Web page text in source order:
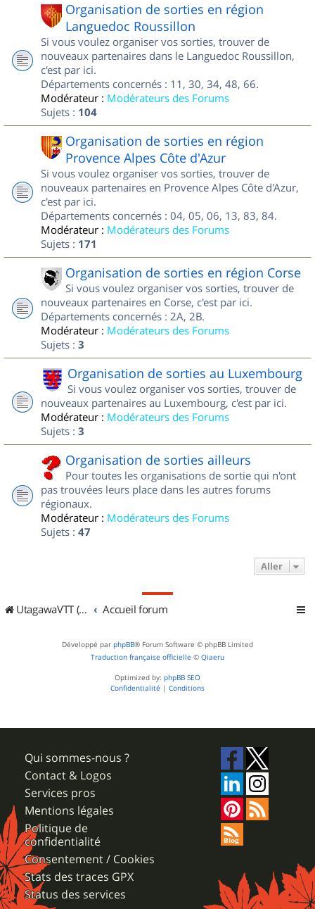
Organisation de sorties en région
Languedoc Roussillon
Si vous voulez organiser vos sorties, trouver de
nouveaux partenaires dans le Languedoc Roussillon,
c'est par ici.
Départements concernés : 11, 30, 34, 48, 66.
Modérateur : Modérateurs des Forums
Sujets : 104
Organisation de sorties en région
Provence Alpes Côte d'Azur
Si vous voulez organiser vos sorties, trouver de
nouveaux partenaires en Provence Alpes Côte d'Azur,
c'est par ici.
Départements concernés : 04, 05, 06, 13, 83, 84.
Modérateur : Modérateurs des Forums
Sujets : 171
Organisation de sorties en région Corse
Si vous voulez organiser vos sorties, trouver de
nouveaux partenaires en Corse, c'est par ici.
Départements concernés : 2A, 2B.
Modérateur : Modérateurs des Forums
Sujets : 3
Organisation de sorties au Luxembourg
Si vous voulez organiser vos sorties, trouver de
nouveaux partenaires au Luxembourg, c'est par ici.
Modérateur : Modérateurs des Forums
Sujets : 3
Organisation de sorties ailleurs
Pour toutes les organisations de sortie qui n'ont
pas trouvées leurs place dans les autres forums
régionaux.
Modérateur : Modérateurs des Forums
Sujets : 47
Aller
UtagawaVTT (Randos VTT et VTTAE avec traces GPS) Accueil forum
Développé par phpBB® Forum Software © phpBB Limited
Traduction française officielle © Qiaeru
Optimized by: phpBB SEO
Confidentialité | Conditions
Qui sommes-nous ?
Contact & Logos
Services pros
Mentions légales
Politique de
confidentialité
Consentement / Cookies
Stats des traces GPX
Status des services